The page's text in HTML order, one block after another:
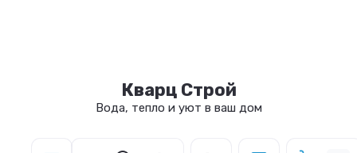
Кварц Строй
Вода, тепло и уют в ваш дом